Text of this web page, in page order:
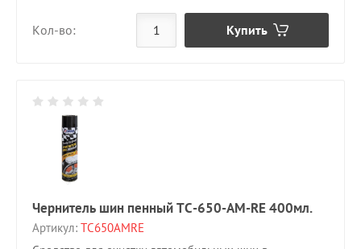
Кол-во: Купить
Чернитель шин пенный TC-650-AM-RE 400мл.
Артикул: TC650AMRE